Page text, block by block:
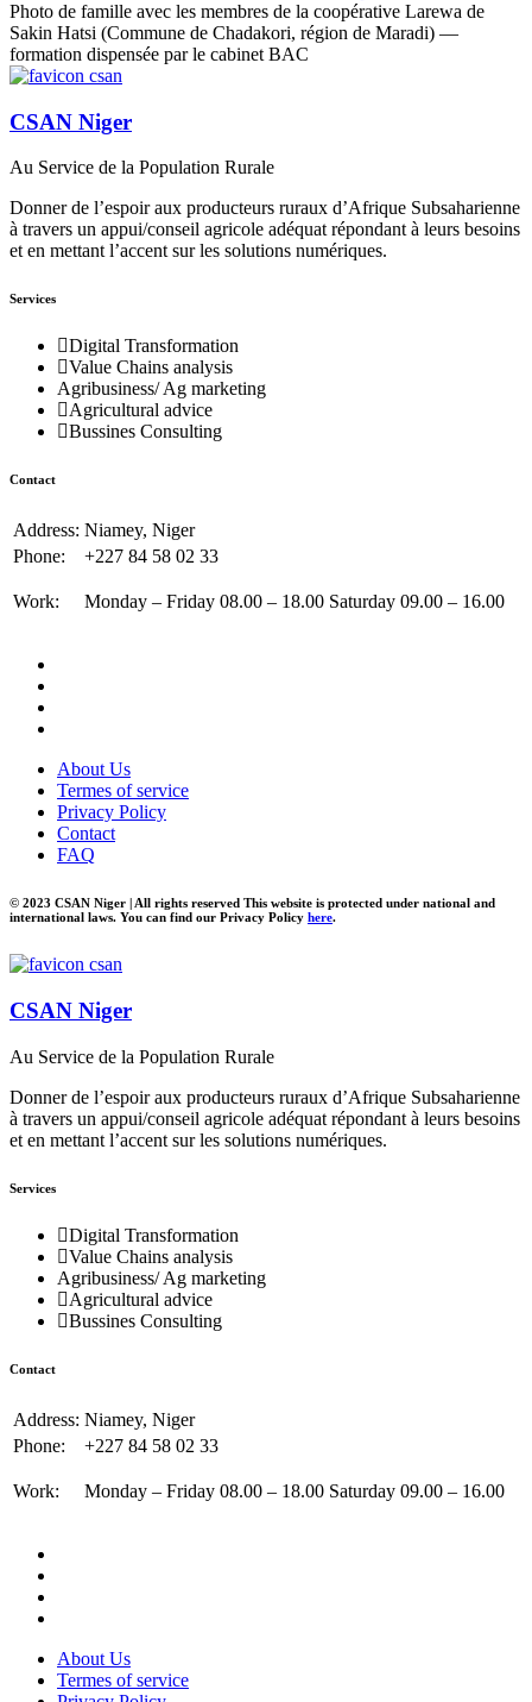
Photo de famille avec les membres de la coopérative Larewa de
Sakin Hatsi (Commune de Chadakori, région de Maradi) —
formation dispensée par le cabinet BAC
CSAN Niger
Au Service de la Population Rurale
Donner de l’espoir aux producteurs ruraux d’Afrique Subsaharienne
à travers un appui/conseil agricole adéquat répondant à leurs besoins
et en mettant l’accent sur les solutions numériques.
Services
Digital Transformation
Value Chains analysis
Agribusiness/ Ag marketing
Agricultural advice
Bussines Consulting
Contact
Address: Niamey, Niger
Phone:
+227 84 58 02 33
Work: Monday – Friday 08.00 – 18.00 Saturday 09.00 – 16.00
About Us
Termes of service
Privacy Policy
Contact
FAQ
© 2023 CSAN Niger | All rights reserved This website is protected under national and
international laws. You can find our Privacy Policy here.
CSAN Niger
Au Service de la Population Rurale
Donner de l’espoir aux producteurs ruraux d’Afrique Subsaharienne
à travers un appui/conseil agricole adéquat répondant à leurs besoins
et en mettant l’accent sur les solutions numériques.
Services
Digital Transformation
Value Chains analysis
Agribusiness/ Ag marketing
Agricultural advice
Bussines Consulting
Contact
Address: Niamey, Niger
Phone:
+227 84 58 02 33
Work: Monday – Friday 08.00 – 18.00 Saturday 09.00 – 16.00
About Us
Termes of service